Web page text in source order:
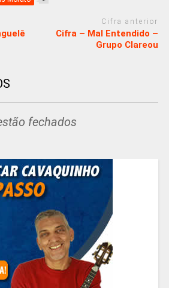
Cifra anterior
Cifra – Mal Entendido –
Grupo Clareou
fechados